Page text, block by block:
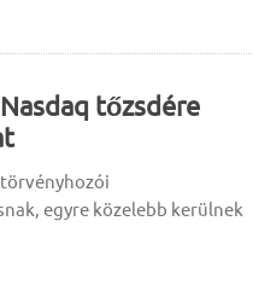
tőzsdére
egyre közelebb kerülnek